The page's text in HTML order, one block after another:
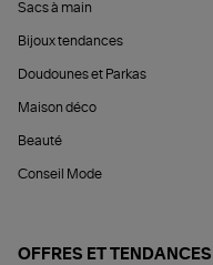
Sacs à main
Bijoux tendances
Doudounes et Parkas
Maison déco
Beauté
Conseil Mode
OFFRES ET TENDANCES